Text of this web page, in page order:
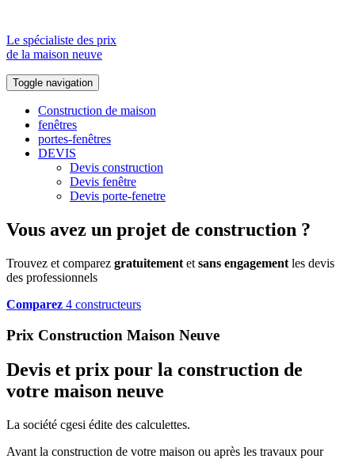
Le spécialiste des prix
de la maison neuve
Toggle navigation
Construction de maison
fenêtres
portes-fenêtres
DEVIS
Devis construction
Devis fenêtre
Devis porte-fenetre
Vous avez un projet de construction ?
Trouvez et comparez gratuitement et sans engagement les devis
des professionnels
Comparez 4 constructeurs
Prix Construction Maison Neuve
Devis et prix pour la construction de
votre maison neuve
La société cgesi édite des calculettes.
Avant la construction de votre maison ou après les travaux pour